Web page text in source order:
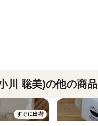
川 聡美)の他の商品
すぐに出荷